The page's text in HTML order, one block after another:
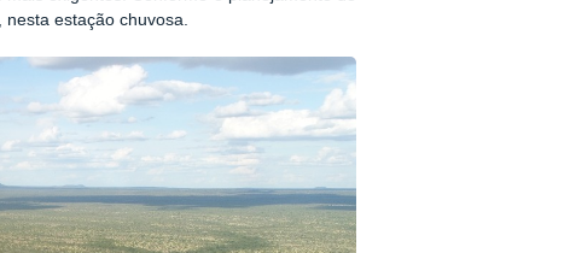
estação chuvosa.